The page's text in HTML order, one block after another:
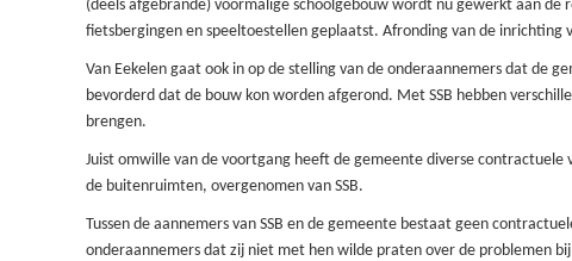
(deels afgebrande) voormalige schoolgebouw wordt nu gewerkt aan de
fietsbergingen en speeltoestellen geplaatst. Afronding van de inrichting
Van Eekelen gaat ook in op de stelling van de onderaannemers dat de
bevorderd dat de bouw kon worden afgerond. Met SSB hebben
brengen.
Juist omwille van de voortgang heeft de gemeente diverse
de buitenruimten, overgenomen van SSB.
Tussen de aannemers van SSB en de gemeente bestaat geen
onderaannemers dat zij niet met hen wilde praten over de problemen bij